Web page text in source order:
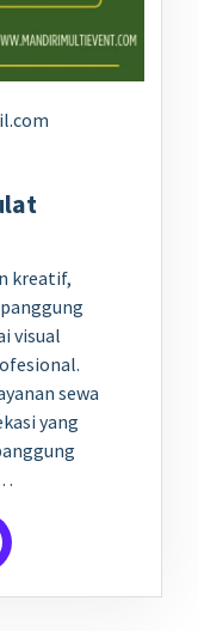
kreatif,
visual
sewa
yang